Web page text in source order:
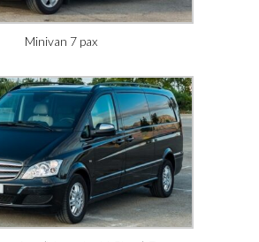
Minivan 7 pax